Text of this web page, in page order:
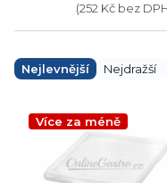
(252 Kč bez
a
z
Nejlevnější Nejdražší
Více za méně